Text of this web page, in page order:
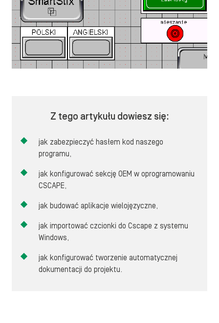
Z tego artykułu dowiesz się:
jak zabezpieczyć hasłem kod naszego
programu,
jak konfigurować sekcję OEM w oprogramowaniu
CSCAPE,
jak budować aplikacje wielojęzyczne,
jak importować czcionki do Cscape z systemu
Windows,
jak konfigurować tworzenie automatycznej
dokumentacji do projektu.